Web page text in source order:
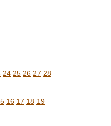
24 25 26 27 28
16 17 18 19